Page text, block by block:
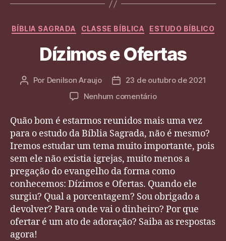
A
p
a
m
g
er
b
o
k
dI
n
er
Categorias
BÍBLIA SAGRADA CLASSE BÍBLICA ESTUDO BÍBLICO
Dízimos e Ofertas
Autor
Por Denilson Araujo
Data23 de outubro de 2021
Nenhum comentárioem
e
Ofertas
Quão bom é estarmos reunidos mais uma vez
para o estudo da Bíblia Sagrada, não é mesmo?
Iremos estudar um tema muito importante, pois
sem ele não existia igrejas, muito menos a
pregação do evangelho da forma como
conhecemos: Dízimos e Ofertas. Quando ele
surgiu? Qual a porcentagem? Sou obrigado a
devolver? Para onde vai o dinheiro? Por que
ofertar é um ato de adoração? Saiba as respostas
agora!